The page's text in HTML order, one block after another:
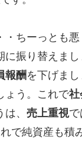
・ちーっとも
振り替えま
報酬 を下げま
ょう。これで社
、 売上重視で
で純資産も